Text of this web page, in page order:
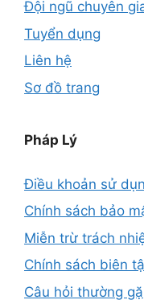
Đội ngũ chuyên
Tuyển dụng
Liên hệ
Sơ đồ trang
Pháp Lý
Điều khoản sử
Chính sách bảo
Miễn trừ trách
Chính sách biên
Câu hỏi thường